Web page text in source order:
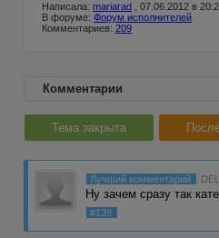
Написала: mariarad , 07.06.2012 в
В форуме: Форум исполнителей
Комментариев: 209
Комментарии
Тема закрыта
Лучший комментарий
Ну зачем сразу так
#139